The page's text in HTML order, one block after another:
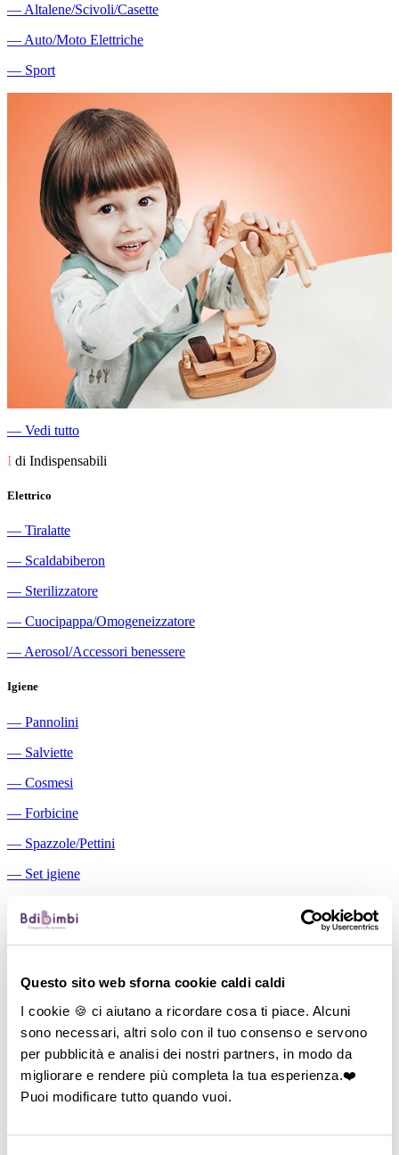
Questo sito web sforna cookie caldi caldi
I cookie 🍪 ci aiutano a ricordare cosa ti piace. Alcuni
sono necessari, altri solo con il tuo consenso e servono
per pubblicità e analisi dei nostri partners, in modo da
migliorare e rendere più completa la tua esperienza.❤️
Puoi modificare tutto quando vuoi.
― Altalene/Scivoli/Casette
― Auto/Moto Elettriche
― Sport
― Vedi tutto
I di Indispensabili
Elettrico
― Tiralatte
― Scaldabiberon
― Sterilizzatore
― Cuocipappa/Omogeneizzatore
― Aerosol/Accessori benessere
Igiene
― Pannolini
― Salviette
― Cosmesi
― Forbicine
― Spazzole/Pettini
― Set igiene
Aspiratori nasali manuali
―
Cuscini allattamento
―Biberon
―
Tettarelle
―Succhietti